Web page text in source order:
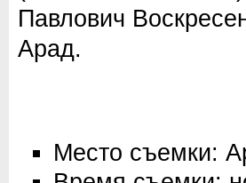
Павлович
Арад.
Место съемки: